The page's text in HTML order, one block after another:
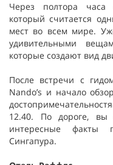
Через полтора часа
который считается
мест во всем мире.
удивительными
которые создают вид
После встречи с
Nando’s и начало
12.40. По дороге, вы
интересные факты
Сингапура.